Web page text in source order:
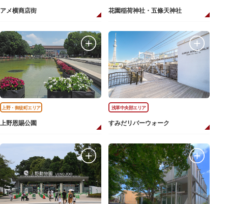
アメ横商店街 花園稲荷神社・五條天神社
上野・御徒町エリア
上野恩賜公園
浅草中央部エリア
すみだリバーウォーク